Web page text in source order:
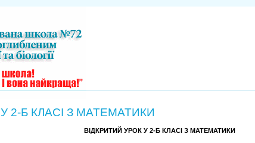
2-Б КЛАСІ З МАТЕМАТИКИ
ВІДКРИТИЙ УРОК У 2-Б КЛАСІ З МАТЕМАТИКИ